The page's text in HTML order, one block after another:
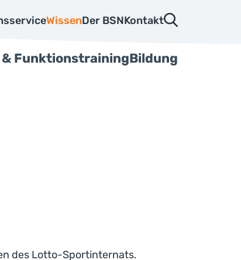
WissenDer BSNKontakt
FunktionstrainingBildung
des Lotto-Sportinternats.